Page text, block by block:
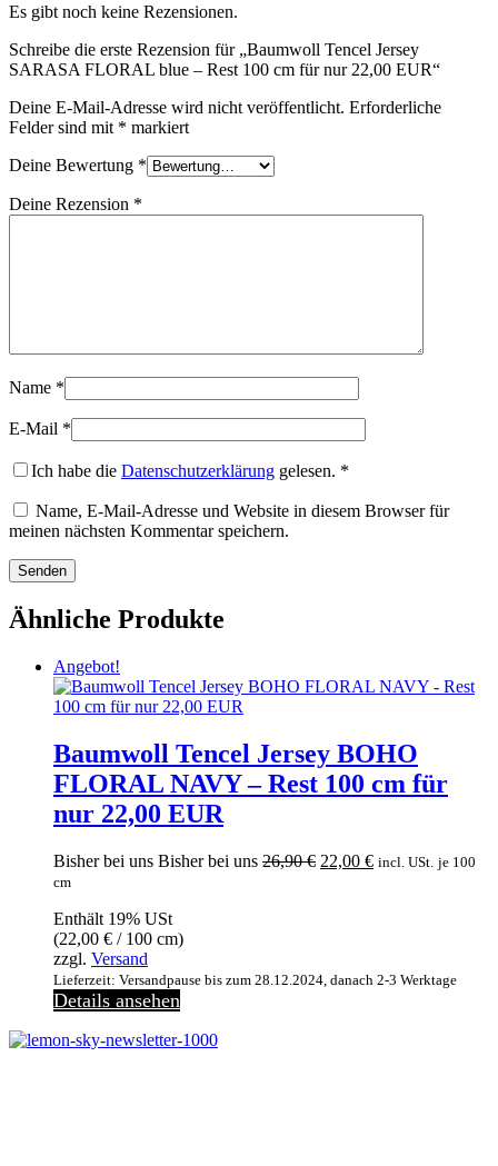
Es gibt noch keine Rezensionen.
Schreibe die erste Rezension für „Baumwoll Tencel Jersey
SARASA FLORAL blue – Rest 100 cm für nur 22,00 EUR“
Deine E-Mail-Adresse wird nicht veröffentlicht. Erforderliche
Felder sind mit * markiert
Deine Bewertung *
Deine Rezension *
Name *
E-Mail *
Ich habe die Datenschutzerklärung gelesen. *
Name, E-Mail-Adresse und Website in diesem Browser für
meinen nächsten Kommentar speichern.
Ähnliche Produkte
Angebot!
Baumwoll Tencel Jersey BOHO
FLORAL NAVY – Rest 100 cm für
nur 22,00 EUR
Bisher bei uns Bisher bei uns 26,90€ Ursprünglicher
22,00 €Aktueller
incl. USt. je 100
cm
Enthält 19% USt
(22,00 € / 100 cm)
zzgl. Versand
Lieferzeit: Versandpause bis zum 28.12.2024, danach 2-3 Werktage
Details ansehen